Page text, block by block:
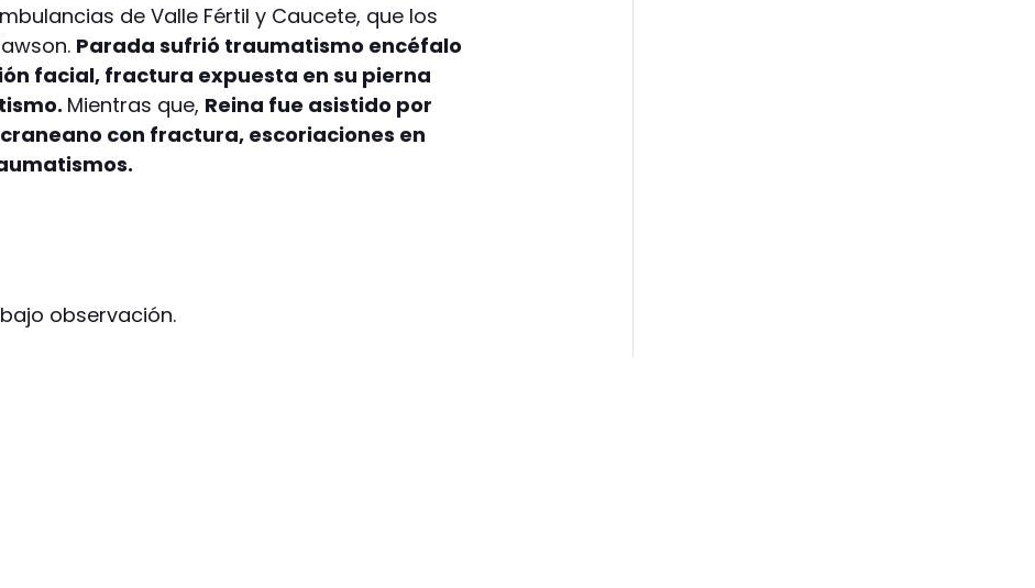
de Valle Fértil y Caucete, que los
Parada sufrió traumatismo encéfalo
facial, fractura expuesta en su pierna
Mientras que, Reina fue asistido por
con fractura, escoriaciones en
observación.